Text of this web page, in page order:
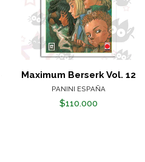
Maximum Berserk Vol. 12
PANINI ESPAÑA
$110.000